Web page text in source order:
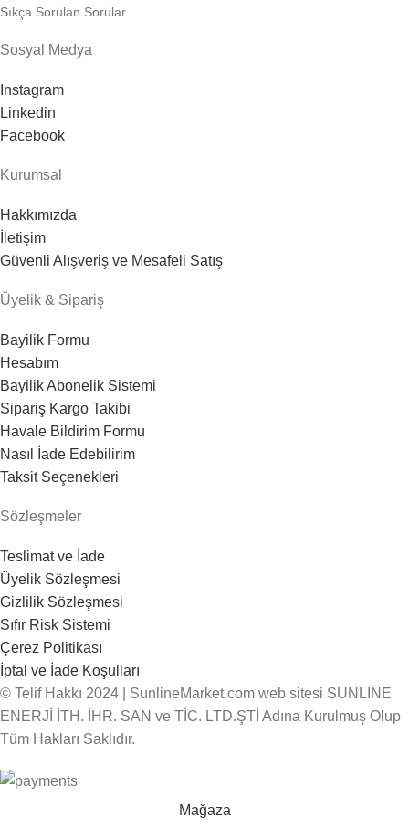
Sıkça Sorulan Sorular
Sosyal Medya
Instagram
Linkedin
Facebook
Kurumsal
Hakkımızda
İletişim
Güvenli Alışveriş ve Mesafeli Satış
Üyelik & Sipariş
Bayilik Formu
Hesabım
Bayilik Abonelik Sistemi
Sipariş Kargo Takibi
Havale Bildirim Formu
Nasıl İade Edebilirim
Taksit Seçenekleri
Sözleşmeler
Teslimat ve İade
Üyelik Sözleşmesi
Gizlilik Sözleşmesi
Sıfır Risk Sistemi
Çerez Politikası
İptal ve İade Koşulları
© Telif Hakkı 2024 | SunlineMarket.com web sitesi SUNLİNE
ENERJİ İTH. İHR. SAN ve TİC. LTD.ŞTİ Adına Kurulmuş Olup
Tüm Hakları Saklıdır.
Mağaza